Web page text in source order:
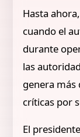
Hasta
cuando el
durante
las
genera más
críticas por
El